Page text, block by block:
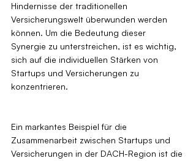
Hindernisse der traditionellen
Versicherungswelt überwunden werden
können. Um die Bedeutung dieser
Synergie zu unterstreichen, ist es wichtig,
sich auf die individuellen Stärken von
Startups und Versicherungen zu
konzentrieren.
Ein markantes Beispiel für die
Zusammenarbeit zwischen Startups und
Versicherungen in der DACH-Region ist die